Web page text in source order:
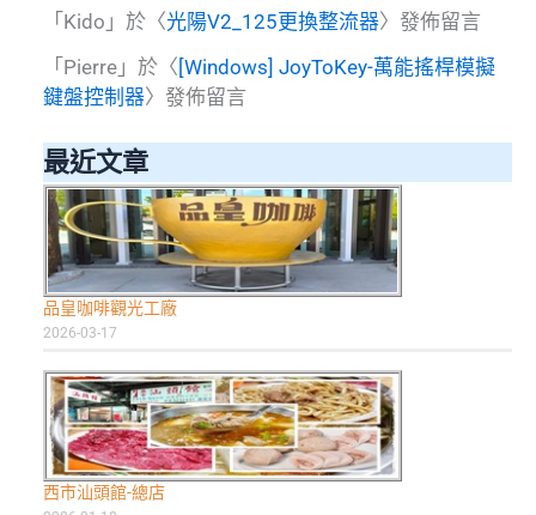
「 Kido 」於〈光陽V2_125更換整流器〉發佈留言
「 Pierre 」於〈[Windows] JoyToKey-萬能搖桿模擬
鍵盤控制器〉發佈留言
最近文章
品皇咖啡觀光工廠
2026-03-17
西市汕頭館-總店